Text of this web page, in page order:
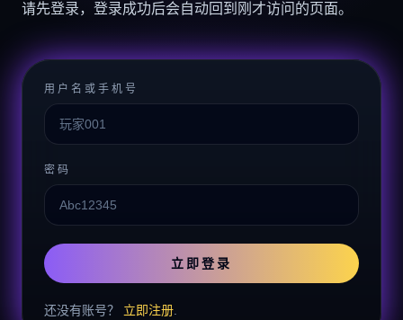
请先登录，登录成功后会自动回到刚才访问的页面。
用户名或手机号
密码
立即登录
还没有账号？ 立即注册